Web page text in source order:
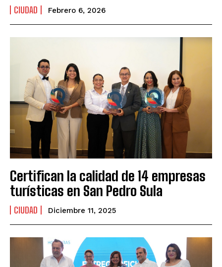
CIUDAD Febrero 6, 2026
Certifican la calidad de 14 empresas
turísticas en San Pedro Sula
CIUDAD Diciembre 11, 2025